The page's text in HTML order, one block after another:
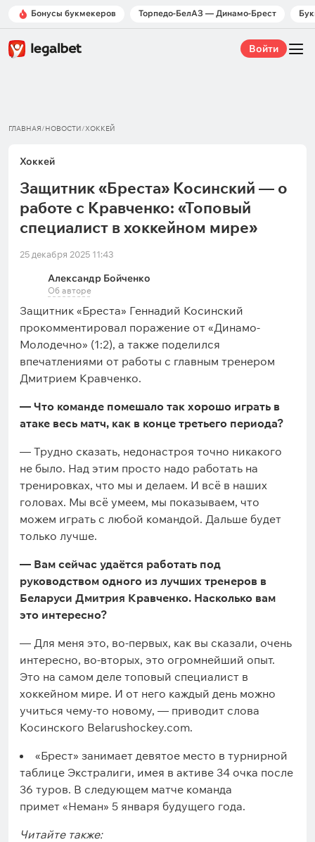
Бонусы букмекеров Торпедо-БелАЗ — Динамо-Брест
Войти
ГЛАВНАЯ/НОВОСТИ/ХОККЕЙ
Хоккей
Защитник «Бреста» Косинский — о
работе с Кравченко: «Топовый
специалист в хоккейном мире»
25 декабря 2025 11:43
Александр Бойченко
Об авторе
Защитник «Бреста» Геннадий Косинский
прокомментировал поражение от «Динамо-
Молодечно» (1:2), а также поделился
впечатлениями от работы с главным тренером
Дмитрием Кравченко.
— Что команде помешало так хорошо играть в
атаке весь матч, как в конце третьего периода?
— Трудно сказать, недонастроя точно никакого
не было. Над этим просто надо работать на
тренировках, что мы и делаем. И всё в наших
головах. Мы всё умеем, мы показываем, что
можем играть с любой командой. Дальше будет
только лучше.
— Вам сейчас удаётся работать под
руководством одного из лучших тренеров в
Беларуси Дмитрия Кравченко. Насколько вам
это интересно?
— Для меня это, во-первых, как вы сказали, очень
интересно, во-вторых, это огромнейший опыт.
Это на самом деле топовый специалист в
хоккейном мире. И от него каждый день можно
учиться чему-то новому, — приводит слова
Косинского Belarushockey.com.
«Брест» занимает девятое место в турнирной
таблице Экстралиги, имея в активе 34 очка после
36 туров. В следующем матче команда
примет «Неман» 5 января будущего года.
Читайте также: